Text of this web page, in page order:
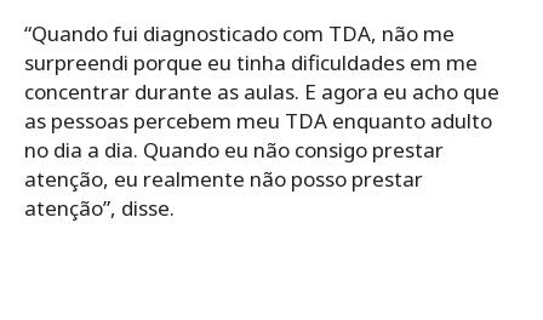
“Quando fui diagnosticado com TDA, não me
surpreendi porque eu tinha dificuldades em me
concentrar durante as aulas. E agora eu acho que
as pessoas percebem meu TDA enquanto adulto
no dia a dia. Quando eu não consigo prestar
atenção, eu realmente não posso prestar
atenção”, disse.